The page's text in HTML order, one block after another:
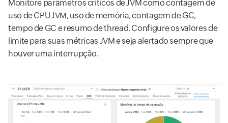
Monitore parâmetros críticos de JVM como contagem de
uso de CPU JVM, uso de memória, contagem de GC,
tempo de GC e resumo de thread. Configure os valores de
limite para suas métricas JVM e seja alertado sempre que
houver uma interrupção.